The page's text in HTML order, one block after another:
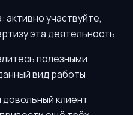
участвуйте,
эта деятельность
полезными
вид работы
клиент